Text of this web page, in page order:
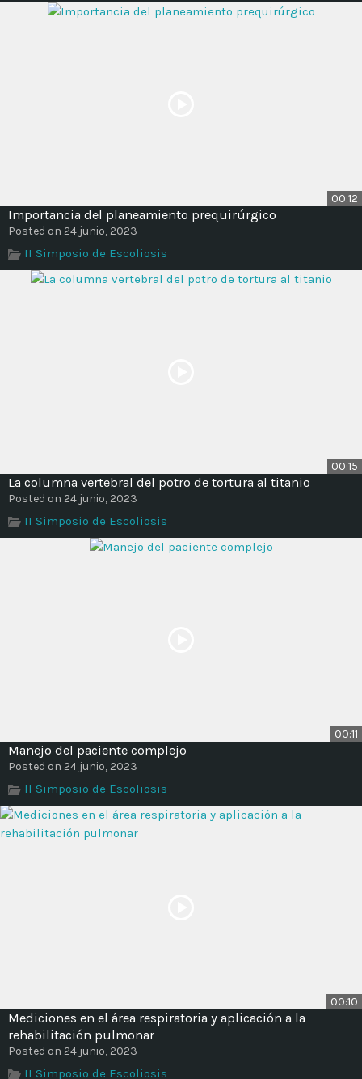
00:12
Importancia del planeamiento prequirúrgico
Posted on 24 junio, 2023
II Simposio de Escoliosis
00:15
La columna vertebral del potro de tortura al titanio
Posted on 24 junio, 2023
II Simposio de Escoliosis
00:11
Manejo del paciente complejo
Posted on 24 junio, 2023
II Simposio de Escoliosis
00:10
Mediciones en el área respiratoria y aplicación a la
rehabilitación pulmonar
Posted on 24 junio, 2023
II Simposio de Escoliosis